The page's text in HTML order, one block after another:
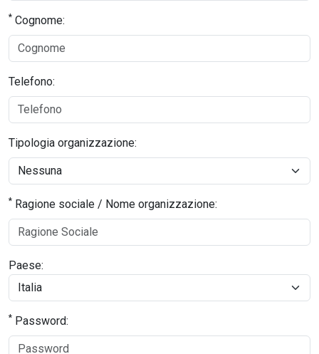
* Cognome:
Telefono:
Tipologia organizzazione:
* Ragione sociale / Nome organizzazione:
Paese:
* Password: